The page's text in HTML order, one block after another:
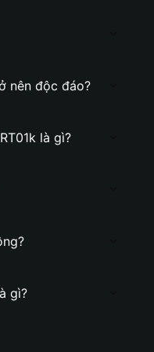
nên độc đáo?
là gì?
gì?